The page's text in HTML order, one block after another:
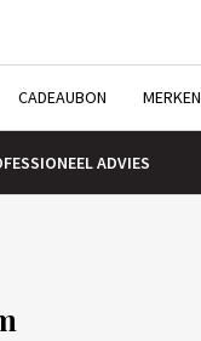
CADEAUBON MERKEN
ADVIES